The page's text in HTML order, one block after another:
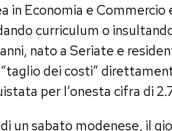
in Economia e
curriculum o
anni, nato a Seriate e
dei costi”
per l’onesta cifra di
un sabato modenese, il